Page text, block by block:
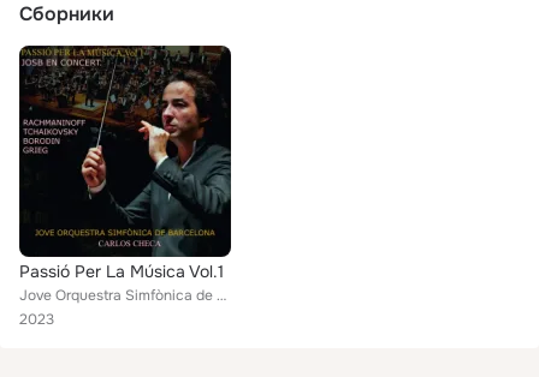
Сборники
Passió Per La Música Vol.1
Jove Orquestra Simfònica de Barcelona, Carlos Checa
2023